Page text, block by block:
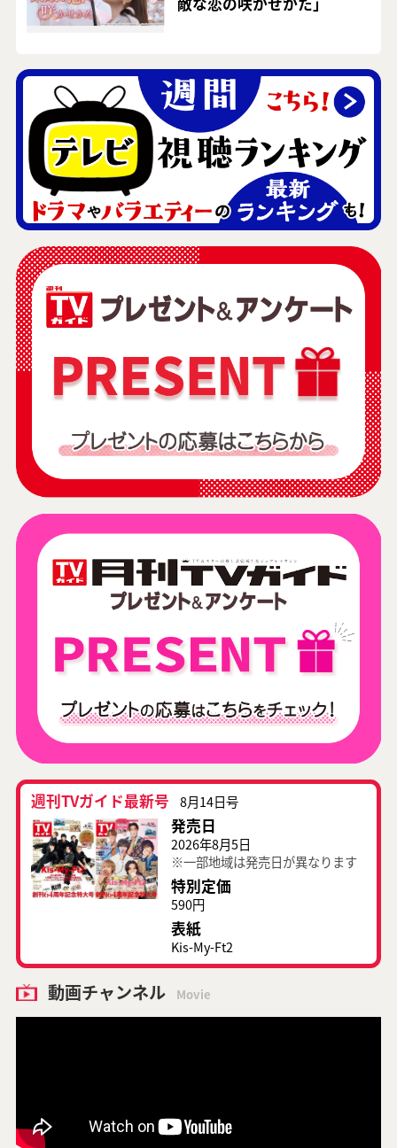
週刊TVガイド最新号 8月14日号
発売日
2026年8月5日
※一部地域は発売日が異なります
特別定価
590円
表紙
Kis-My-Ft2
動画チャンネル Movie